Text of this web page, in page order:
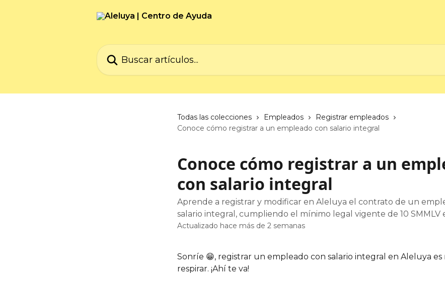
Buscar artículos...
Todas las colecciones Empleados
Registrar empleados
Conoce cómo registrar a un empleado con salario integral
Conoce cómo registrar a un
con salario integral
Aprende a registrar y modificar en Aleluya el contrato de un
salario integral, cumpliendo el mínimo legal vigente de 10 SMMLV
Actualizado hace más de 2 semanas
Sonríe 😁, registrar un empleado con salario integral en Aleluya es
respirar. ¡Ahí te va!